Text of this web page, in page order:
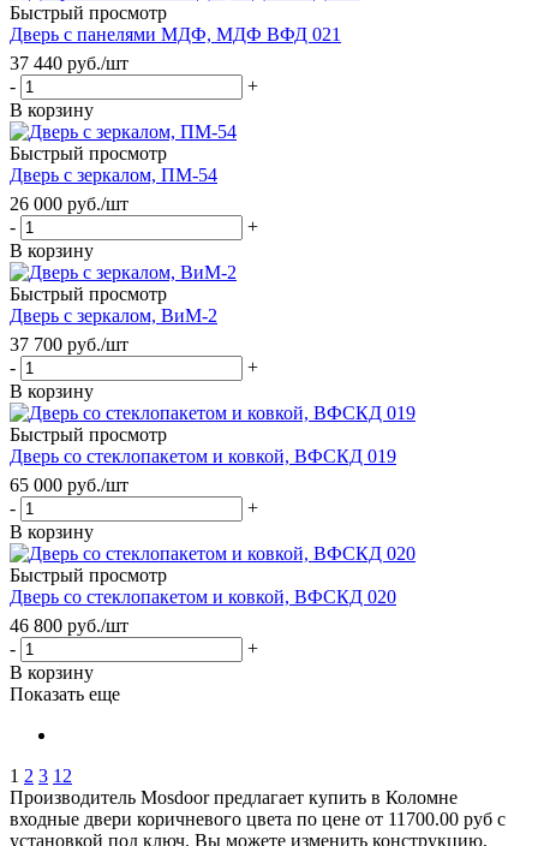
Быстрый просмотр
Дверь с панелями МДФ, МДФ ВФД 021
37 440 руб./шт
-
+
В корзину
Быстрый просмотр
Дверь с зеркалом, ПМ-54
26 000 руб./шт
-
+
В корзину
Быстрый просмотр
Дверь с зеркалом, ВиМ-2
37 700 руб./шт
-
+
В корзину
Быстрый просмотр
Дверь со стеклопакетом и ковкой, ВФСКД 019
65 000 руб./шт
-
+
В корзину
Быстрый просмотр
Дверь со стеклопакетом и ковкой, ВФСКД 020
46 800 руб./шт
-
+
В корзину
Показать еще
1 2 3 12
Производитель Mosdoor предлагает купить в Коломне
входные двери коричневого цвета по цене от 11700.00 руб с
установкой под ключ. Вы можете изменить конструкцию,